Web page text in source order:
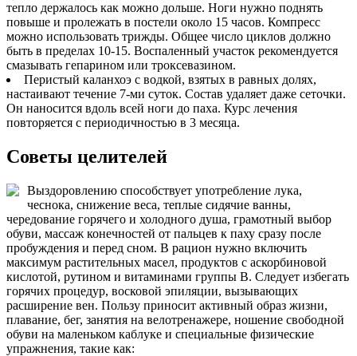
тепло держалось как можно дольше. Ноги нужно поднять
повыше и пролежать в постели около 15 часов. Компресс
можно использовать трижды. Общее число циклов должно
быть в пределах 10-15. Воспаленный участок рекомендуется
смазывать гепарином или троксевазином.
Перистый каланхоэ с водкой, взятых в равных долях,
настаивают течение 7-ми суток. Состав удаляет даже сеточки.
Он наносится вдоль всей ноги до паха. Курс лечения
повторяется с периодичностью в 3 месяца.
Советы целителей
Выздоровлению способствует употребление лука,
чеснока, снижение веса, теплые сидячие ванны,
чередование горячего и холодного душа, грамотный выбор
обуви, массаж конечностей от пальцев к паху сразу после
пробуждения и перед сном. В рацион нужно включить
максимум растительных масел, продуктов с аскорбиновой
кислотой, рутином и витаминами группы В. Следует избегать
горячих процедур, восковой эпиляции, вызывающих
расширение вен. Пользу приносит активный образ жизни,
плавание, бег, занятия на велотренажере, ношение свободной
обуви на маленьком каблуке и специальные физические
упражнения, такие как: